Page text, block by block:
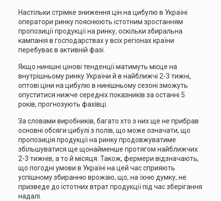
Настільки стрімке зниження цін на цибулю в Україні
оператори ринку пояснюють істотним зростанням
пропозиції продукції на ринку, оскільки збиральна
кампанія в господарствах у всіх регіонах країни
перебуває в активній фазі.
Якщо нинішні цінові тенденції матимуть місце на
внутрішньому ринку України й в найближчі 2-3 тижні,
оптові ціни на цибулю в нинішньому сезоні зможуть
опуститися нижче середніх показників за останні 5
років, прогнозують фахівці.
За словами виробників, багато хто з них ще не прибрав
основні обсяги цибулі з полів, що може означати, що
пропозиція продукції на ринку продовжуватиме
збільшуватися ще щонайменше протягом найближчих
2-3 тижнів, а то й місяця. Також, фермери відзначають,
що погодні умови в Україні на цей час сприяють
успішному збиранню врожаю, що, на їхню думку, не
призведе до істотних втрат продукції під час зберігання
надалі.